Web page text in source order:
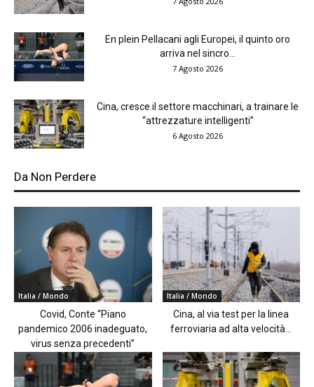
En plein Pellacani agli Europei, il quinto oro
arriva nel sincro...
7 Agosto 2026
Cina, cresce il settore macchinari, a trainare le
“attrezzature intelligenti”
6 Agosto 2026
Da Non Perdere
Italia / Mondo
Covid, Conte “Piano
pandemico 2006 inadeguato,
virus senza precedenti”
Italia / Mondo
Cina, al via test per la linea
ferroviaria ad alta velocità...